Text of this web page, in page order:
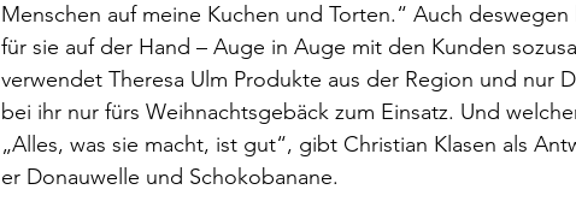
Menschen auf meine Kuchen und Torten.“ Auch
für sie auf der Hand – Auge in Auge mit den Kunden
verwendet Theresa Ulm Produkte aus der Region und nur
bei ihr nur fürs Weihnachtsgebäck zum Einsatz. Und
„Alles, was sie macht, ist gut“, gibt Christian Klasen als
er Donauwelle und Schokobanane.